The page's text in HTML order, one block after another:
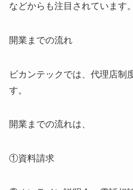
などからも注目されています。
開業までの流れ
ビカンテックでは、代理店制
す。
開業までの流れは、
①資料請求